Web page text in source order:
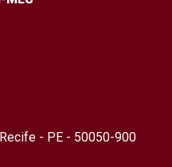
- PE - 50050-900